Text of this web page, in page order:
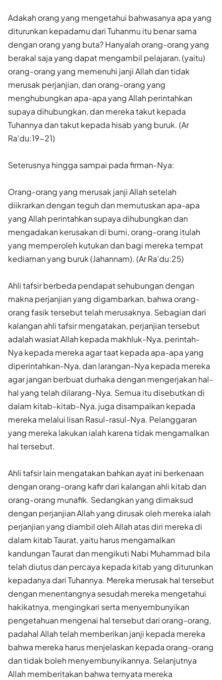
Adakah orang yang mengetahui bahwasanya apa yang
diturunkan kepadamu dari Tuhanmu itu benar sama
dengan orang yang buta? Hanyalah orang-orang yang
berakal saja yang dapat mengambil pelajaran, (yaitu)
orang-orang yang memenuhi janji Allah dan tidak
merusak perjanjian, dan orang-orang yang
menghubungkan apa-apa yang Allah perintahkan
supaya dihubungkan, dan mereka takut kepada
Tuhannya dan takut kepada hisab yang buruk. (Ar
Ra'du:19-21)
Seterusnya hingga sampai pada firman-Nya:
Orang-orang yang merusak janji Allah setelah
diikrarkan dengan teguh dan memutuskan apa-apa
yang Allah perintahkan supaya dihubungkan dan
mengadakan kerusakan di bumi, orang-orang itulah
yang memperoleh kutukan dan bagi mereka tempat
kediaman yang buruk (Jahannam). (Ar Ra'du:25)
Ahli tafsir berbeda pendapat sehubungan dengan
makna perjanjian yang digambarkan, bahwa orang-
orang fasik tersebut telah merusaknya. Sebagian dari
kalangan ahli tafsir mengatakan, perjanjian tersebut
adalah wasiat Allah kepada makhluk-Nya, perintah-
Nya kepada mereka agar taat kepada apa-apa yang
diperintahkan-Nya, dan larangan-Nya kepada mereka
agar jangan berbuat durhaka dengan mengerjakan hal-
hal yang telah dilarang-Nya. Semua itu disebutkan di
dalam kitab-kitab-Nya, juga disampaikan kepada
mereka melalui lisan Rasul-rasul-Nya. Pelanggaran
yang mereka lakukan ialah karena tidak mengamalkan
hal tersebut.
Ahli tafsir lain mengatakan bahkan ayat ini berkenaan
dengan orang-orang kafir dari kalangan ahli kitab dan
orang-orang munafik. Sedangkan yang dimaksud
dengan perjanjian Allah yang dirusak oleh mereka ialah
perjanjian yang diambil oleh Allah atas diri mereka di
dalam kitab Taurat, yaitu harus mengamalkan
kandungan Taurat dan mengikuti Nabi Muhammad bila
telah diutus dan percaya kepada kitab yang diturunkan
kepadanya dari Tuhannya. Mereka merusak hal tersebut
dengan menentangnya sesudah mereka mengetahui
hakikatnya, mengingkari serta menyembunyikan
pengetahuan mengenai hal tersebut dari orang-orang,
padahal Allah telah memberikan janji kepada mereka
bahwa mereka harus menjelaskan kepada orang-orang
dan tidak boleh menyembunyikannya. Selanjutnya
Allah memberitakan bahwa ternyata mereka